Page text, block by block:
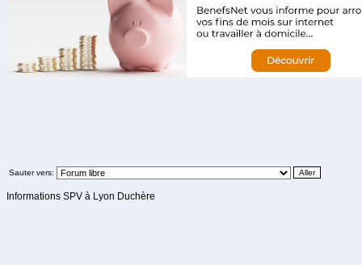
Sauter vers:
Informations SPV à Lyon Duchère